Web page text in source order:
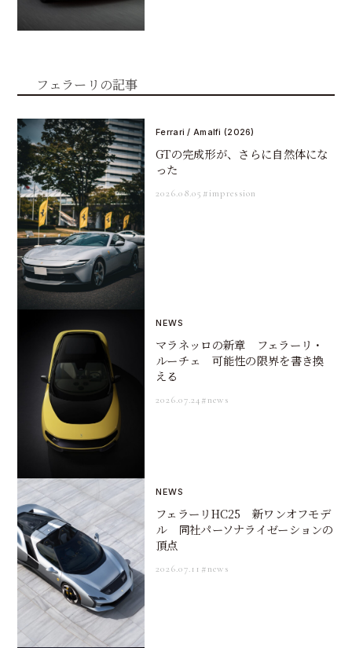
フェラーリの記事
Ferrari / Amalfi (2026)
GTの完成形が、さらに自然体にな
った
2026.08.05 #impression
NEWS
マラネッロの新章 フェラーリ・
ルーチェ 可能性の限界を書き換
える
2026.07.24#news
NEWS
フェラーリHC25 新ワンオフモデ
ル 同社パーソナライゼーションの
頂点
2026.07.11 #news